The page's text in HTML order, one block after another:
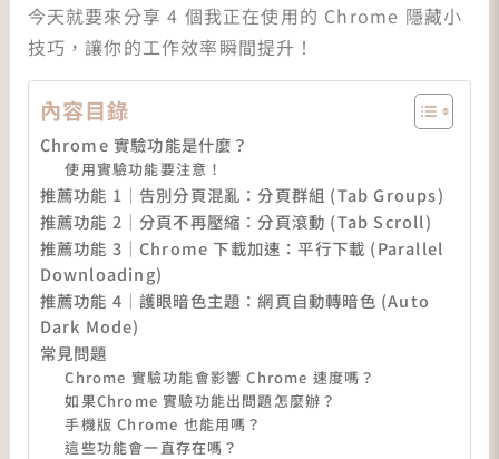
今天就要來分享 4 個我正在使用的 Chrome 隱藏小
技巧，讓你的工作效率瞬間提升！
內容目錄
Chrome 實驗功能是什麼？
使用實驗功能要注意！
推薦功能 1｜告別分頁混亂：分頁群組 (Tab Groups)
推薦功能 2｜分頁不再壓縮：分頁滾動 (Tab Scroll)
推薦功能 3｜Chrome 下載加速：平行下載 (Parallel
Downloading)
推薦功能 4｜護眼暗色主題：網頁自動轉暗色 (Auto
Dark Mode)
常見問題
Chrome 實驗功能會影響 Chrome 速度嗎？
如果Chrome 實驗功能出問題怎麼辦？
手機版 Chrome 也能用嗎？
這些功能會一直存在嗎？